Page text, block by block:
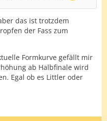
das ist trotzdem
der Fass zum
Formkurve gefällt mir
ab Halbfinale wird
Egal ob es Littler oder